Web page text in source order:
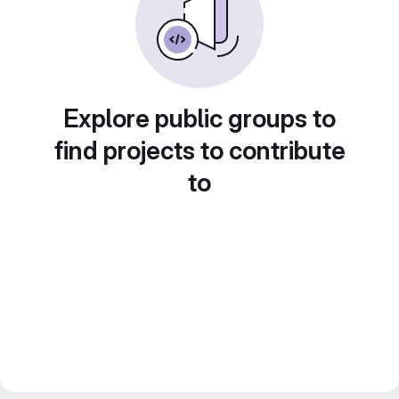
Explore public groups to
find projects to contribute
to